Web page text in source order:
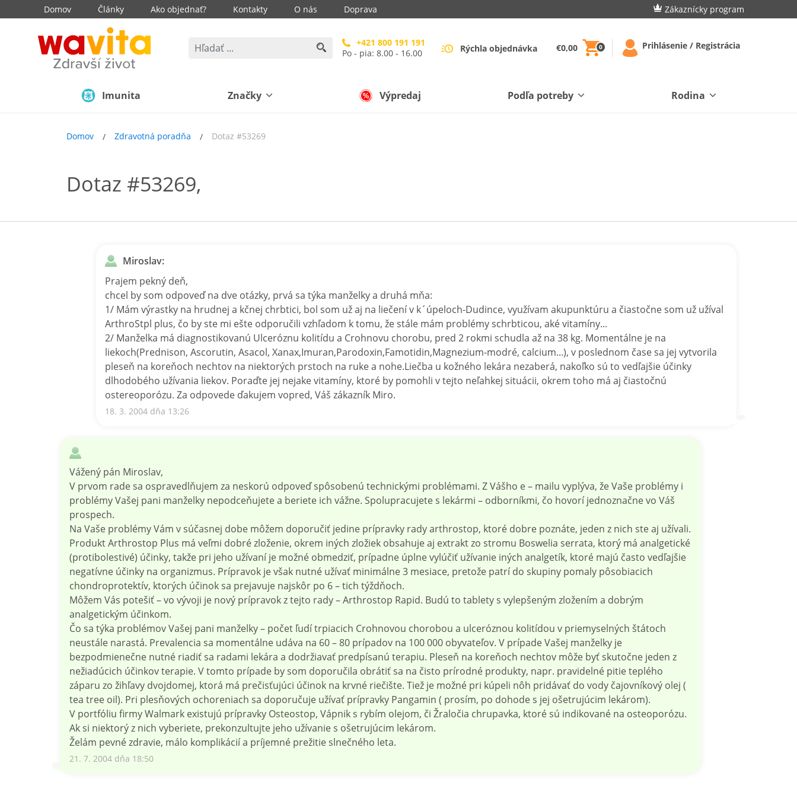
Domov Články Ako objednať? Kontakty O nás Doprava Zákaznícky program
+421 800 191 191
Po - pia: 8.00 - 16.00
Rýchla objednávka €0,00 0 Prihlásenie / Registrácia
Imunita Značky Výpredaj Podľa potreby Rodina
Domov Zdravotná poradňa Dotaz #53269
Dotaz #53269,
Miroslav:
Prajem pekný deň,
chcel by som odpoveď na dve otázky, prvá sa týka manželky a druhá mňa:
1/ Mám výrastky na hrudnej a kčnej chrbtici, bol som už aj na liečení v k´úpeloch-Dudince, využívam akupunktúru a čiastočne som už užíval
ArthroStpl plus, čo by ste mi ešte odporučili vzhľadom k tomu, že stále mám problémy schrbticou, aké vitamíny...
2/ Manželka má diagnostikovanú Ulceróznu kolitídu a Crohnovu chorobu, pred 2 rokmi schudla až na 38 kg. Momentálne je na
liekoch(Prednison, Ascorutin, Asacol, Xanax,Imuran,Parodoxin,Famotidin,Magnezium-modré, calcium...), v poslednom čase sa jej vytvorila
pleseň na koreňoch nechtov na niektorých prstoch na ruke a nohe.Liečba u kožného lekára nezaberá, nakoľko sú to vedľajšie účinky
dlhodobého užívania liekov. Poraďte jej nejake vitamíny, ktoré by pomohli v tejto neľahkej situácii, okrem toho má aj čiastočnú
ostereoporózu. Za odpovede ďakujem vopred, Váš zákazník Miro.
18. 3. 2004 dňa 13:26
Vážený pán Miroslav,
V prvom rade sa ospravedlňujem za neskorú odpoveď spôsobenú technickými problémami. Z Vášho e – mailu vyplýva, že Vaše problémy i
problémy Vašej pani manželky nepodceňujete a beriete ich vážne. Spolupracujete s lekármi – odborníkmi, čo hovorí jednoznačne vo Váš
prospech.
Na Vaše problémy Vám v súčasnej dobe môžem doporučiť jedine prípravky rady arthrostop, ktoré dobre poznáte, jeden z nich ste aj užívali.
Produkt Arthrostop Plus má veľmi dobré zloženie, okrem iných zložiek obsahuje aj extrakt zo stromu Boswelia serrata, ktorý má analgetické
(protibolestivé) účinky, takže pri jeho užívaní je možné obmedziť, prípadne úplne vylúčiť užívanie iných analgetík, ktoré majú často vedľajšie
negatívne účinky na organizmus. Prípravok je však nutné užívať minimálne 3 mesiace, pretože patrí do skupiny pomaly pôsobiacich
chondroprotektív, ktorých účinok sa prejavuje najskôr po 6 – tich týždňoch.
Môžem Vás potešiť – vo vývoji je nový prípravok z tejto rady – Arthrostop Rapid. Budú to tablety s vylepšeným zložením a dobrým
analgetickým účinkom.
Čo sa týka problémov Vašej pani manželky – počet ľudí trpiacich Crohnovou chorobou a ulceróznou kolitídou v priemyselných štátoch
neustále narastá. Prevalencia sa momentálne udáva na 60 – 80 prípadov na 100 000 obyvateľov. V prípade Vašej manželky je
bezpodmienečne nutné riadiť sa radami lekára a dodržiavať predpísanú terapiu. Pleseň na koreňoch nechtov môže byť skutočne jeden z
nežiadúcich účinkov terapie. V tomto prípade by som doporučila obrátiť sa na čisto prírodné produkty, napr. pravidelné pitie teplého
záparu zo žihľavy dvojdomej, ktorá má prečisťujúci účinok na krvné riečište. Tiež je možné pri kúpeli nôh pridávať do vody čajovníkový olej (
tea tree oil). Pri plesňových ochoreniach sa doporučuje užívať prípravky Pangamin ( prosím, po dohode s jej ošetrujúcim lekárom).
V portfóliu firmy Walmark existujú prípravky Osteostop, Vápnik s rybím olejom, či Žraločia chrupavka, ktoré sú indikované na osteoporózu.
Ak si niektorý z nich vyberiete, prekonzultujte jeho užívanie s ošetrujúcim lekárom.
Želám pevné zdravie, málo komplikácií a príjemné prežitie slnečného leta.
21. 7. 2004 dňa 18:50